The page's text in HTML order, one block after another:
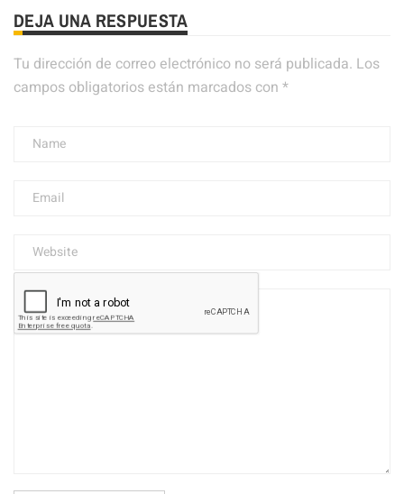
DEJA UNA RESPUESTA
Tu dirección de correo electrónico no será publicada. Los
campos obligatorios están marcados con *